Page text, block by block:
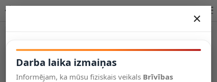
×
Darba laika izmaiņas
Informējam, ka mūsu fiziskais veikals Brīvības